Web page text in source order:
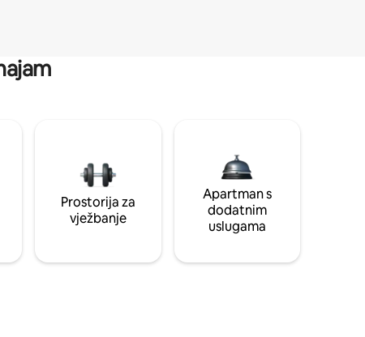
Prostorija za
vježbanje
Apartman s
dodatnim
uslugama